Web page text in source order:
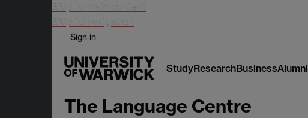
Skip to main content
Skip to navigation
Sign in
StudyResearchBusinessAlumni
The Language Centre